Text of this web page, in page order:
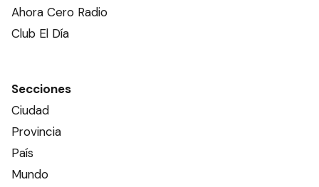
Ahora Cero Radio
Club El Día
Secciones
Ciudad
Provincia
País
Mundo